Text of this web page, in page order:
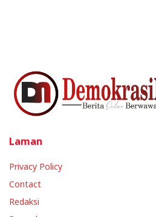
Laman
Privacy Policy
Contact
Redaksi